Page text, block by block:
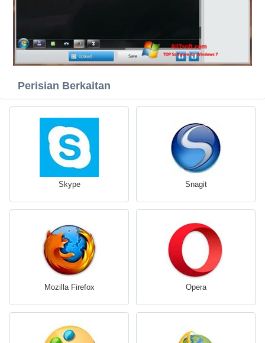
Perisian Berkaitan
Skype Snagit
Mozilla Firefox Opera